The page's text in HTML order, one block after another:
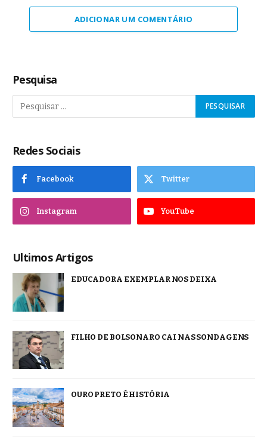
ADICIONAR UM COMENTÁRIO
Pesquisa
Redes Sociais
Facebook Twitter
Instagram YouTube
Ultimos Artigos
EDUCADORA EXEMPLAR NOS DEIXA
FILHO DE BOLSONARO CAI NAS SONDAGENS
OURO PRETO É HISTÓRIA